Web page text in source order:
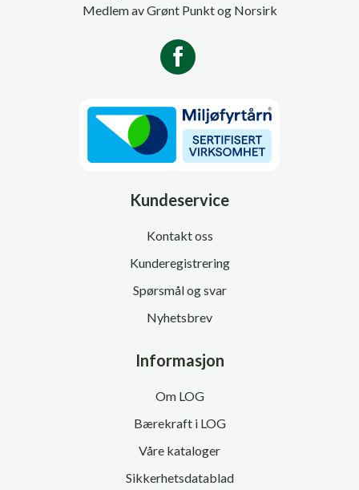
Medlem av Grønt Punkt og Norsirk
Kundeservice
Kontakt oss
Kunderegistrering
Spørsmål og svar
Nyhetsbrev
Informasjon
Om LOG
Bærekraft i LOG
Våre kataloger
Sikkerhetsdatablad